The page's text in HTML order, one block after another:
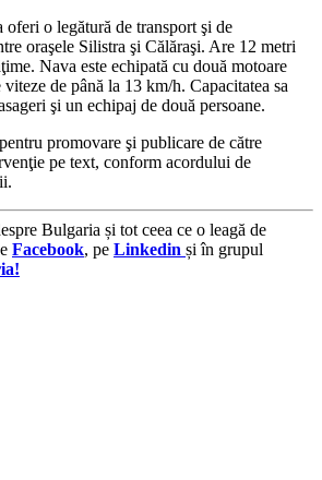
oferi o legătură de transport şi de
oraşele Silistra şi Călăraşi. Are 12 metri
Nava este echipată cu două motoare
de până la 13 km/h. Capacitatea sa
şi un echipaj de două persoane.
promovare şi publicare de către
pe text, conform acordului de
Bulgaria și tot ceea ce o leagă de
Facebook, pe Linkedin și în grupul